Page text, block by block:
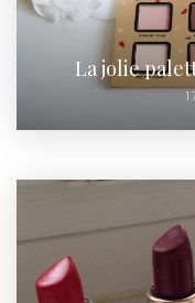
La jolie